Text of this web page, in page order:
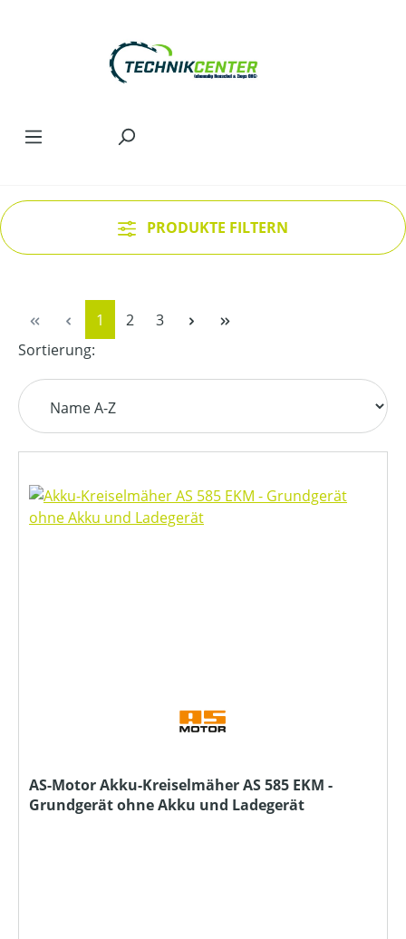
PRODUKTE FILTERN
Seite
1 Seite
2 Seite
3
Sortierung:
AS-Motor Akku-Kreiselmäher AS 585 EKM -
Grundgerät ohne Akku und Ladegerät